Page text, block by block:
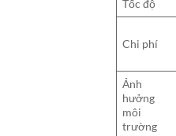
Tốc độ
Chi phí
Ảnh
hưởng
môi
trường